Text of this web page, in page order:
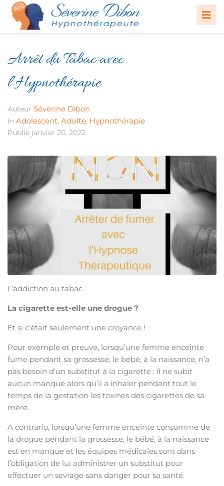
Arrêt du Tabac avec
l’Hypnothérapie
Auteur Séverine Dibon
In Adolescent, Adulte, Hypnothérapie
Publié janvier 20, 2022
L’addiction au tabac
La cigarette est-elle une drogue ?
Et si c’était seulement une croyance !
Pour exemple et preuve, lorsqu’une femme enceinte
fume pendant sa grossesse, le bébé, à la naissance, n’a
pas besoin d’un substitut à la cigarette : il ne subit
aucun manque alors qu’il a inhaler pendant tout le
temps de la gestation les toxines des cigarettes de sa
mère.
A contrario, lorsqu’une femme enceinte consomme de
la drogue pendant la grossesse, le bébé, à la naissance
est en manque et les équipes médicales sont dans
l’obligation de lui administrer un substitut pour
effectuer un sevrage sans danger pour sa santé.